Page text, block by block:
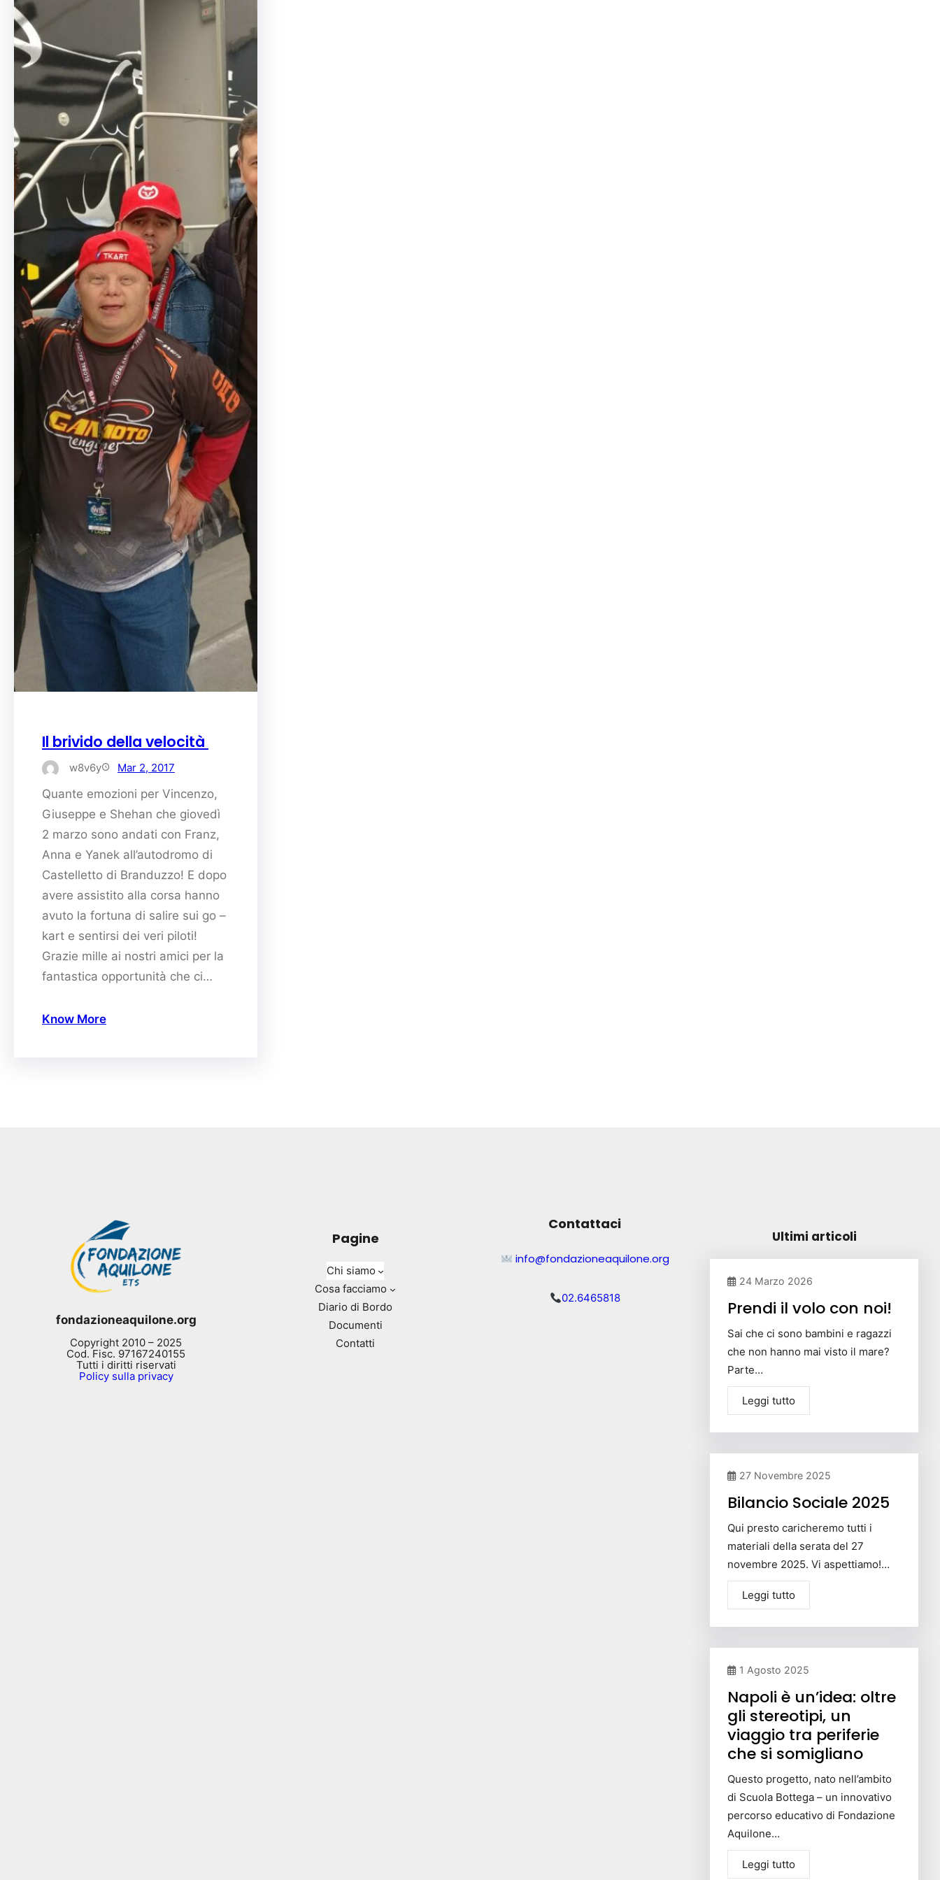
Il brivido della velocità
w8v6y Mar 2, 2017
Quante emozioni per Vincenzo,
Giuseppe e Shehan che giovedì
2 marzo sono andati con Franz,
Anna e Yanek all’autodromo di
Castelletto di Branduzzo! E dopo
avere assistito alla corsa hanno
avuto la fortuna di salire sui go –
kart e sentirsi dei veri piloti!
Grazie mille ai nostri amici per la
fantastica opportunità che ci…
Know More
fondazioneaquilone.org
Copyright 2010 – 2025
Cod. Fisc. 97167240155
Tutti i diritti riservati
Policy sulla privacy
Pagine
Chi siamo
Cosa facciamo
Diario di Bordo
Documenti
Contatti
Contattaci
info@fondazioneaquilone.org
02.6465818
Ultimi articoli
24 Marzo 2026
Prendi il volo con noi!
Sai che ci sono bambini e ragazzi
che non hanno mai visto il mare?
Parte…
Leggi tutto
27 Novembre 2025
Bilancio Sociale 2025
Qui presto caricheremo tutti i
materiali della serata del 27
novembre 2025. Vi aspettiamo!…
Leggi tutto
1 Agosto 2025
Napoli è un’idea: oltre
gli stereotipi, un
viaggio tra periferie
che si somigliano
Questo progetto, nato nell’ambito
di Scuola Bottega – un innovativo
percorso educativo di Fondazione
Aquilone…
Leggi tutto